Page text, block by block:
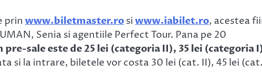
prin www.biletmaster.rosiwww.iabilet.ro, acestea
Senia si agentiile Perfect Tour. Pana pe 20
sale este de 25 lei (categoria II), 35 lei (categoria
si la intrare, biletele vor costa 30 lei (cat. II), 45 lei